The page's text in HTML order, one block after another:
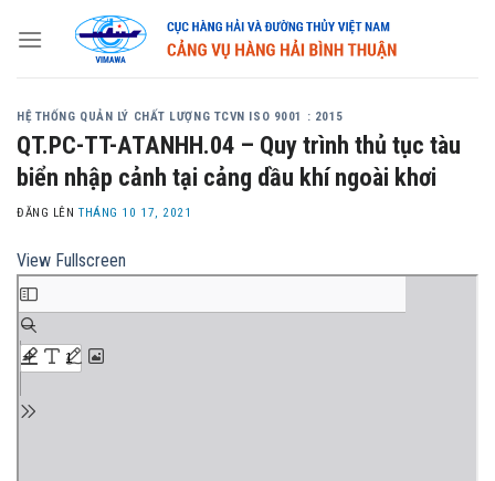
HỆ THỐNG QUẢN LÝ CHẤT LƯỢNG TCVN ISO 9001 : 2015
QT.PC-TT-ATANHH.04 – Quy trình thủ tục tàu
biển nhập cảnh tại cảng dầu khí ngoài khơi
ĐĂNG LÊNTHÁNG 10 17, 2021
View Fullscreen